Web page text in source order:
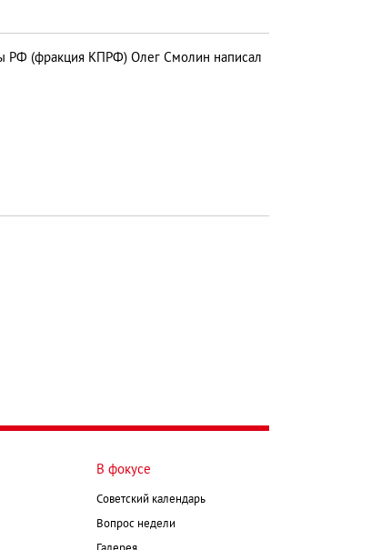
РФ (фракция КПРФ) Олег Смолин написал
В фокусе
Советский календарь
Вопрос недели